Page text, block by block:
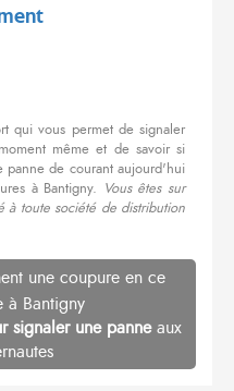
qui vous permet de signaler
même et de savoir si
panne de courant aujourd'hui
à Bantigny. Vous êtes sur
à toute société de distribution
une coupure en ce
à Bantigny
signaler une panneaux